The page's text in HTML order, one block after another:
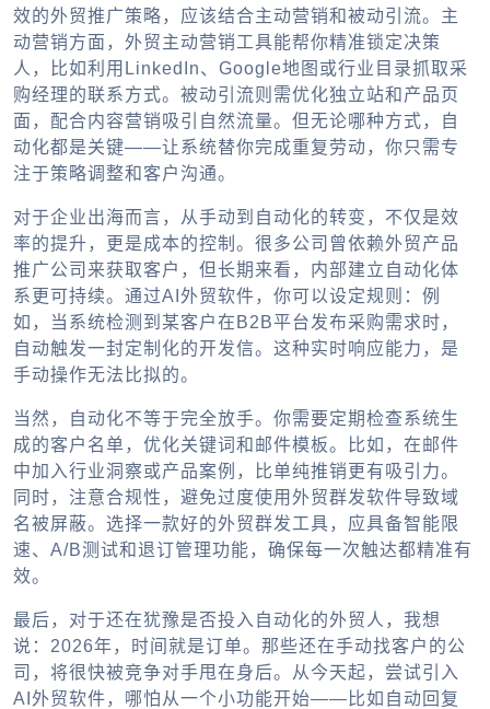
效的外贸推广策略，应该结合主动营销和被动引流。主
动营销方面，外贸主动营销工具能帮你精准锁定决策
人，比如利用LinkedIn、Google地图或行业目录抓取采
购经理的联系方式。被动引流则需优化独立站和产品页
面，配合内容营销吸引自然流量。但无论哪种方式，自
动化都是关键——让系统替你完成重复劳动，你只需专
注于策略调整和客户沟通。
对于企业出海而言，从手动到自动化的转变，不仅是效
率的提升，更是成本的控制。很多公司曾依赖外贸产品
推广公司来获取客户，但长期来看，内部建立自动化体
系更可持续。通过AI外贸软件，你可以设定规则：例
如，当系统检测到某客户在B2B平台发布采购需求时，
自动触发一封定制化的开发信。这种实时响应能力，是
手动操作无法比拟的。
当然，自动化不等于完全放手。你需要定期检查系统生
成的客户名单，优化关键词和邮件模板。比如，在邮件
中加入行业洞察或产品案例，比单纯推销更有吸引力。
同时，注意合规性，避免过度使用外贸群发软件导致域
名被屏蔽。选择一款好的外贸群发工具，应具备智能限
速、A/B测试和退订管理功能，确保每一次触达都精准有
效。
最后，对于还在犹豫是否投入自动化的外贸人，我想
说：2026年，时间就是订单。那些还在手动找客户的公
司，将很快被竞争对手甩在身后。从今天起，尝试引入
AI外贸软件，哪怕从一个小功能开始——比如自动回复